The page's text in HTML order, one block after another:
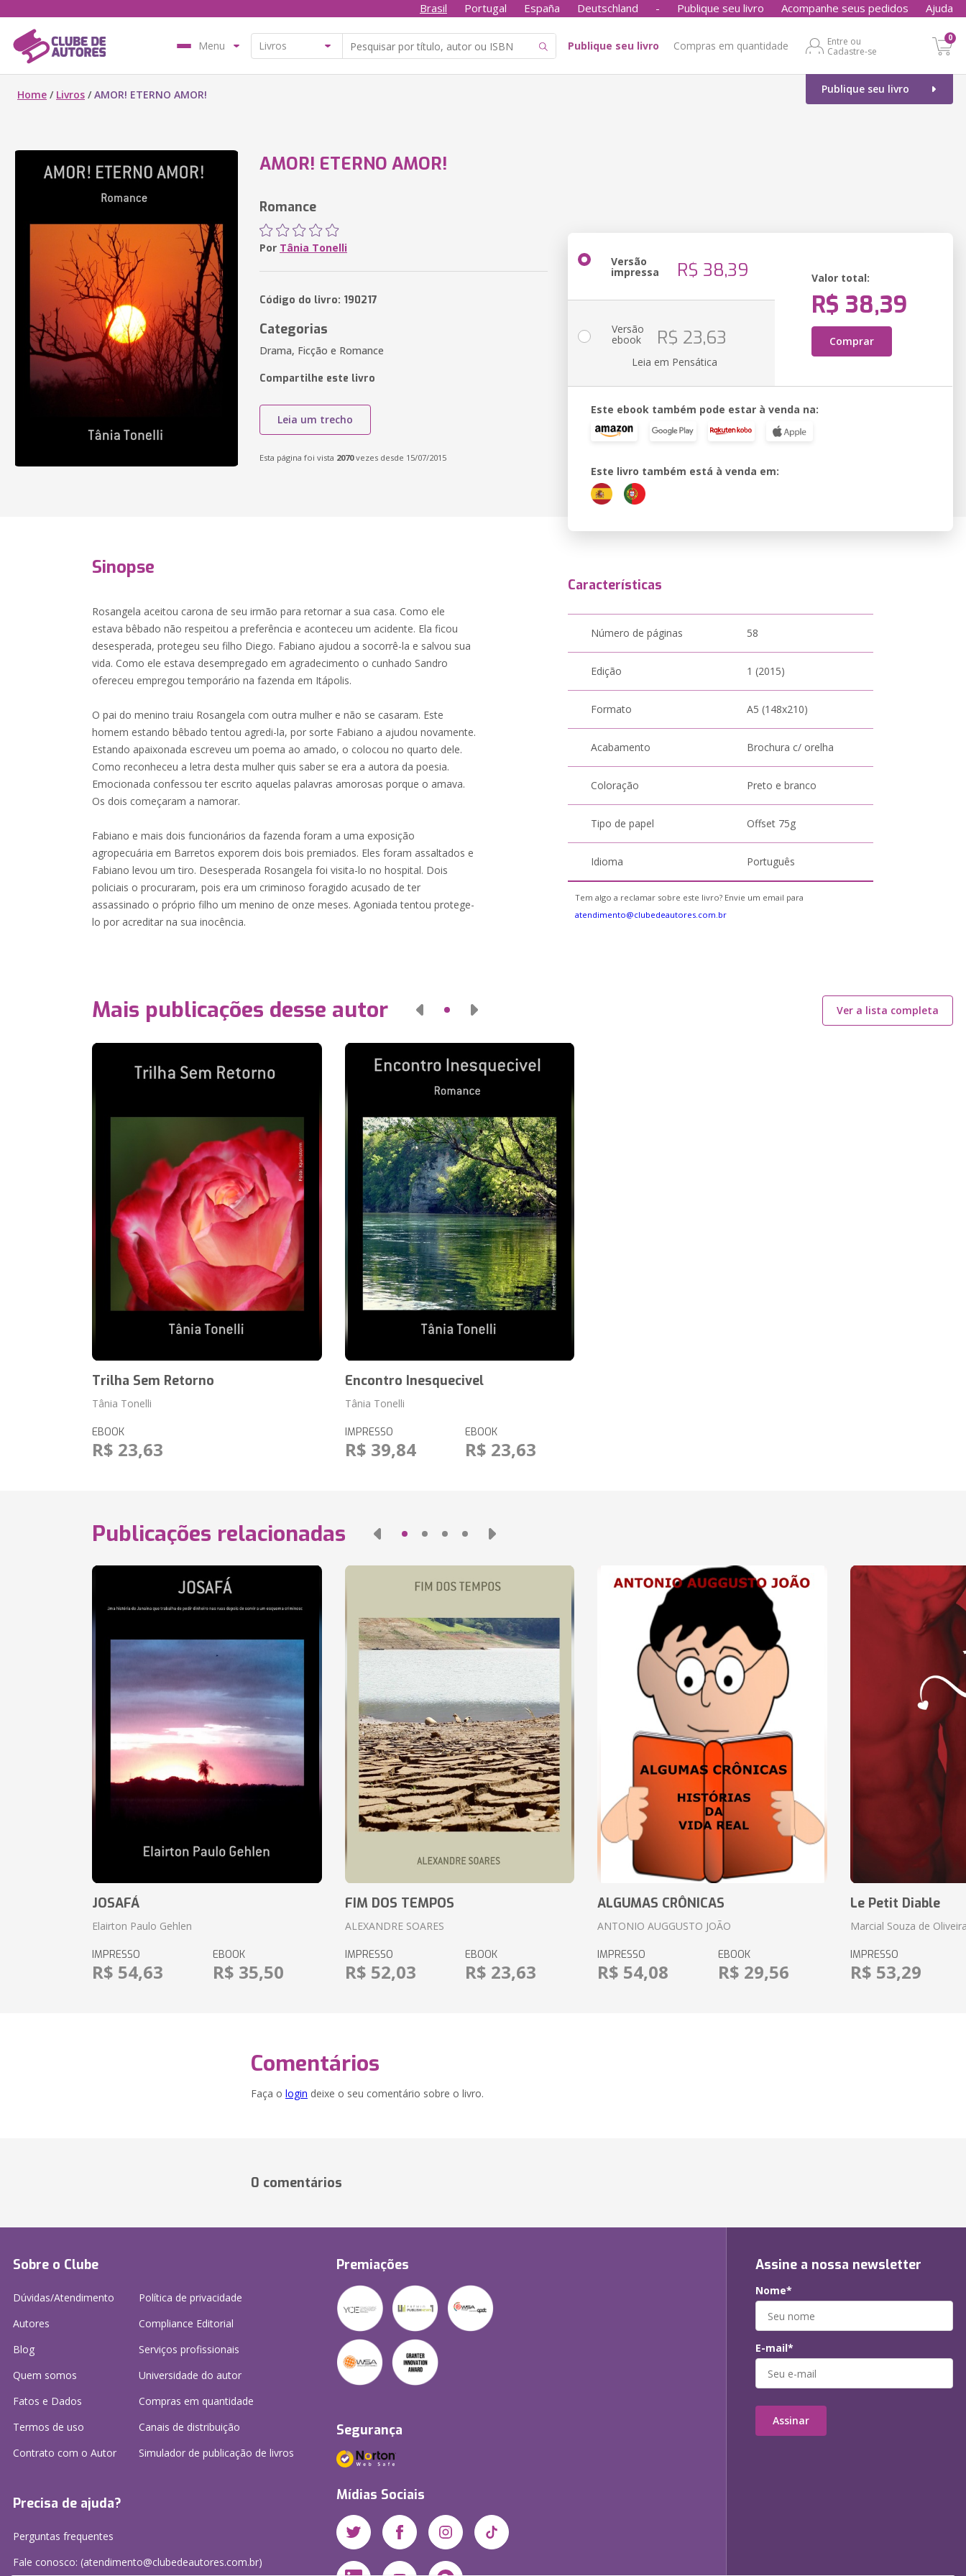
Brasil Portugal España Deutschland - Publique seu livro Acompanhe seus pedidos Ajuda
Menu Publique seu livro Compras em quantidade
Entre ou
Cadastre-se
0
Publique seu livro
Home / Livros /AMOR! ETERNO AMOR!
AMOR! ETERNO AMOR!
Romance
Por Tânia Tonelli
Código do livro: 190217
Categorias
Drama, Ficção e Romance
Compartilhe este livro
Leia um trecho
Esta página foi vista 2070vezes desde 15/07/2015
Versão
impressa R$ 38,39 Valor total:
R$ 38,39
Comprar
Versão
ebook R$ 23,63
Leia em Pensática
Este ebook também pode estar à venda na:
Este livro também está à venda em:
Sinopse
Rosangela aceitou carona de seu irmão para retornar a sua casa. Como ele
estava bêbado não respeitou a preferência e aconteceu um acidente. Ela ficou
desesperada, protegeu seu filho Diego. Fabiano ajudou a socorrê-la e salvou sua
vida. Como ele estava desempregado em agradecimento o cunhado Sandro
ofereceu empregou temporário na fazenda em Itápolis.
O pai do menino traiu Rosangela com outra mulher e não se casaram. Este
homem estando bêbado tentou agredi-la, por sorte Fabiano a ajudou novamente.
Estando apaixonada escreveu um poema ao amado, o colocou no quarto dele.
Como reconheceu a letra desta mulher quis saber se era a autora da poesia.
Emocionada confessou ter escrito aquelas palavras amorosas porque o amava.
Os dois começaram a namorar.
Fabiano e mais dois funcionários da fazenda foram a uma exposição
agropecuária em Barretos exporem dois bois premiados. Eles foram assaltados e
Fabiano levou um tiro. Desesperada Rosangela foi visita-lo no hospital. Dois
policiais o procuraram, pois era um criminoso foragido acusado de ter
assassinado o próprio filho um menino de onze meses. Agoniada tentou protege-
lo por acreditar na sua inocência.
Características
Número de páginas 58
Edição 1 (2015)
Formato A5 (148x210)
Acabamento Brochura c/ orelha
Coloração Preto e branco
Tipo de papel Offset 75g
Idioma Português
Tem algo a reclamar sobre este livro? Envie um email para
atendimento@clubedeautores.com.br
Mais publicações desse autor Ver a lista completa
Trilha Sem Retorno
Tânia Tonelli
EBOOK
R$ 23,63
Encontro Inesquecivel
Tânia Tonelli
IMPRESSO
R$ 39,84
EBOOK
R$ 23,63
Publicações relacionadas
JOSAFÁ
Elairton Paulo Gehlen
IMPRESSO
R$ 54,63
EBOOK
R$ 35,50
FIM DOS TEMPOS
ALEXANDRE SOARES
IMPRESSO
R$ 52,03
EBOOK
R$ 23,63
ALGUMAS CRÔNICAS
ANTONIO AUGGUSTO JOÃO
IMPRESSO
R$ 54,08
EBOOK
R$ 29,56
Le Petit Diable
Marcial Souza de
IMPRESSO
R$ 53,29
Comentários
Faça o login deixe o seu comentário sobre o livro.
0 comentários
Sobre o Clube
Dúvidas/Atendimento
Autores
Blog
Quem somos
Fatos e Dados
Termos de uso
Contrato com o Autor
Política de privacidade
Compliance Editorial
Serviços profissionais
Universidade do autor
Compras em quantidade
Canais de distribuição
Simulador de publicação de livros
Precisa de ajuda?
Perguntas frequentes
Fale conosco: (atendimento@clubedeautores.com.br)
Premiações
Segurança
Mídias Sociais
Assine a nossa newsletter
Nome*
E-mail*
Assinar